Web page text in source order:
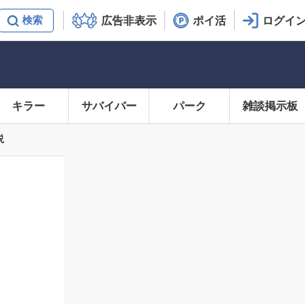
広告非表示 ポイ活
キラー サバイバー パーク 雑談掲示板